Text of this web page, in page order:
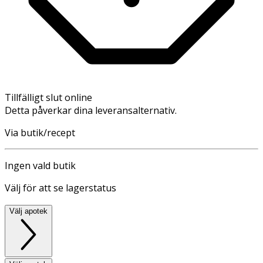
Tillfälligt slut online
Detta påverkar dina leveransalternativ.
Via butik/recept
Ingen vald butik
Välj för att se lagerstatus
Välj apotek